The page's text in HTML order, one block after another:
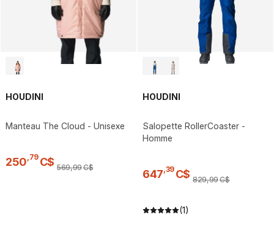
HOUDINI
Manteau The Cloud - Unisexe
250 79 C$ 569,99C$
HOUDINI
Salopette RollerCoaster -
Homme
647 39 C$ 829,99C$
(1)